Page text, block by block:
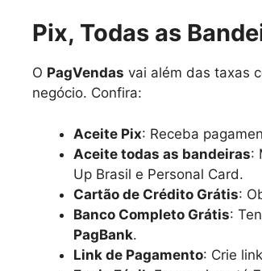
Pix, Todas as
O PagVendas vai além das taxas
negócio. Confira:
Aceite Pix: Receba
Aceite todas as bandeiras:
Up Brasil e Personal Card.
Cartão de Crédito Grátis:
Banco Completo Grátis:
PagBank.
Link de Pagamento: Crie